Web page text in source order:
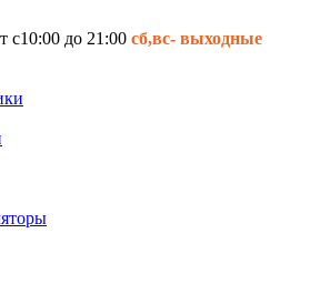
с10:00 до 21:00 сб,вс- выходные